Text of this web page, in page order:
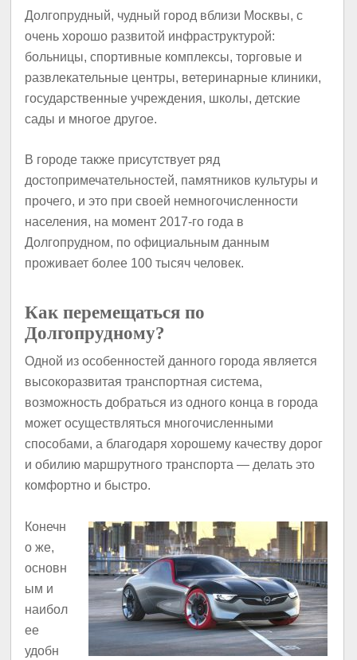
Долгопрудный, чудный город вблизи Москвы, с
очень хорошо развитой инфраструктурой:
больницы, спортивные комплексы, торговые и
развлекательные центры, ветеринарные клиники,
государственные учреждения, школы, детские
сады и многое другое.
В городе также присутствует ряд
достопримечательностей, памятников культуры и
прочего, и это при своей немногочисленности
населения, на момент 2017-го года в
Долгопрудном, по официальным данным
проживает более 100 тысяч человек.
Как перемещаться по
Долгопрудному?
Одной из особенностей данного города является
высокоразвитая транспортная система,
возможность добраться из одного конца в города
может осуществляться многочисленными
способами, а благодаря хорошему качеству дорог
и обилию маршрутного транспорта — делать это
комфортно и быстро.
Конечн
о же,
основн
ым и
наибол
ее
удобн